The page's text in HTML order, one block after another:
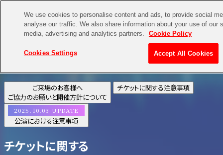
ご来場のお客様へ
ご協力のお願いと開催方針について
チケットに関する注意事項
2025.10.03 UPDATE
公演における注意事項
チケットに関する
We use cookies to personalise content and ads, to provide social
analyse our traffic. We also share information about your use of our
media, advertising and analytics partners.
Cookie Policy
Cookies Settings Accept All Cookies